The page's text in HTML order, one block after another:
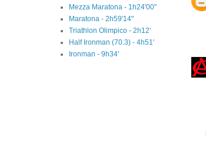
Mezza Maratona - 1h24'00"
Maratona - 2h59'14"
Triathlon Olimpico - 2h12'
Half Ironman (70.3) - 4h51'
Ironman - 9h34'